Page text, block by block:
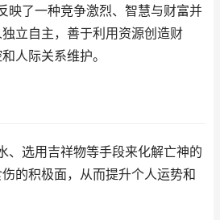
映了一种竞争激烈、智慧与财富并
立自主，善于利用资源创造财
人际关系维护。
、选用吉祥物等手段来化解亡神的
的积极面，从而提升个人运势和